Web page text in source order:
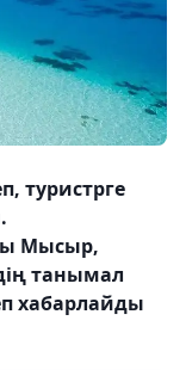
туристрге
Мысыр,
танымал
хабарлайды